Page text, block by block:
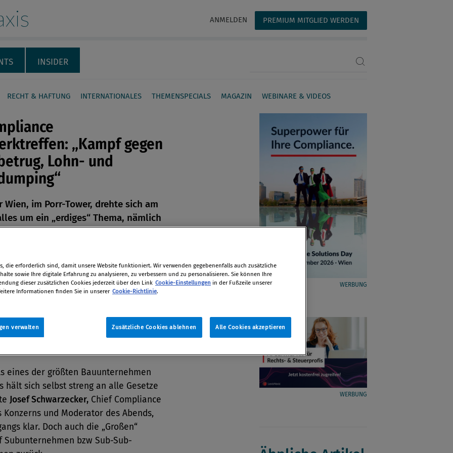
ANMELDEN PREMIUM MITGLIED WERDEN
INSIDER
RECHT & HAFTUNG INTERNATIONALES THEMENSPECIALS MAGAZIN WEBINARE & VIDEOS
„Kampf gegen
Lohn- und
Wien, im Porr-Tower, drehte sich am
um ein „erdiges“ Thema, nämlich
Maus-Spiel zwischen Behörden
eines der größten Bauunternehmen
hält sich selbst streng an alle Gesetze
Josef Schwarzecker, Chief Compliance
Konzerns und Moderator des Abends,
klar. Doch auch die „Großen“
Subunternehmen bzw Sub-Sub-
WERBUNG
WERBUNG
die erforderlich sind, damit unsere Website funktioniert. Wir verwenden gegebenenfalls auch zusätzliche
sowie Ihre digitale Erfahrung zu analysieren, zu verbessern und zu personalisieren. Sie können Ihre
dieser zusätzlichen Cookies jederzeit über den Link Cookie-Einstellungen in der Fußzeile unserer
Informationen finden Sie in unserer Cookie-Richtlinie.
Zusätzliche Cookies ablehnen Alle Cookies akzeptieren
verwalten